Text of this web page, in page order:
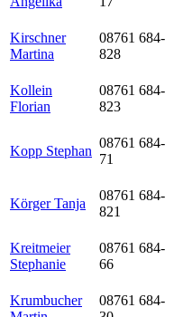
Kirschner
Martina
08761 684-
828
Kollein
Florian
08761 684-
823
Kopp Stephan
08761 684-
71
Körger Tanja
08761 684-
821
Kreitmeier
Stephanie
08761 684-
66
Krumbucher
08761 684-